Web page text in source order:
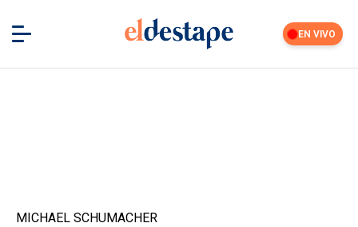
EN VIVO
MICHAEL SCHUMACHER